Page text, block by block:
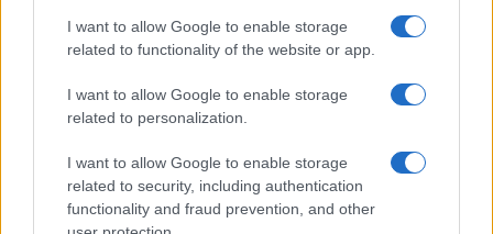
I want to allow Google to enable storage
related to functionality of the website or app.
I want to allow Google to enable storage
related to personalization.
I want to allow Google to enable storage
related to security, including authentication
functionality and fraud prevention, and other
Cookie Policy
Frasi suddivise per tema
Indice degli autori
Aforismi .meglio.it è l'archivio web dedicato a frasi,
aforismi e citazioni più grande del web (137.847 frasi in
database) • ©2005-2025 • La riproduzione dei testi è